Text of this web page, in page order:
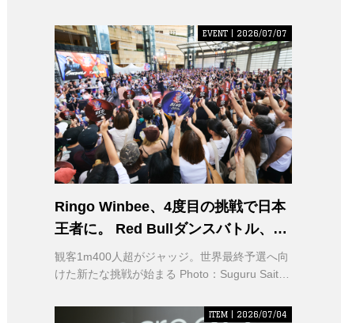
EVENT | 2026/07/07
Ringo Winbee、4度目の挑戦で日本
王者に。 Red Bullダンスバトル、六
本木で熱狂
観客1m400人超がジャッジ。世界最終予選へ向
けた新たな挑戦が始まる Photo：Suguru Saito /
ITEM | 2026/07/04